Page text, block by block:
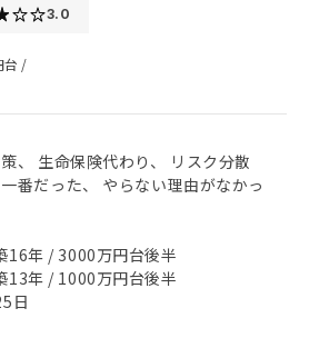
3.0
台 /
、 生命保険代わり、 リスク分散
番だった、 やらない理由がなかっ
16年 / 3000万円台後半
13年 / 1000万円台後半
日